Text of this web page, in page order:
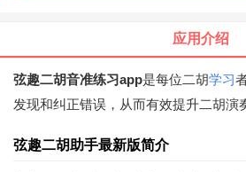
应用介绍
弦趣二胡音准练习app是每位二胡学习
发现和纠正错误，从而有效提升二胡演
弦趣二胡助手最新版简介